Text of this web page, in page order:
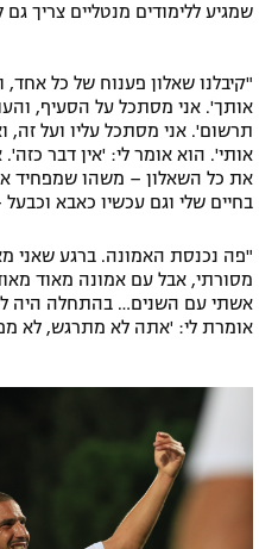
הצטרפות לחבילת הערוצים
לוח דרושים – ג'ובנט
המגזין
שמגיע ללימודים מנטליים צריך
"קיבלנו שאלון פענוח של כל
אותך'. אני מסתכל על הסעיף,
תרשום'. אני מסתכל עליו ועל זה,
אותי'. הוא אומר לי: 'אין דבר
את כל השאלון – משהו שמפחיד
בחיים שלי וגם עכשיו כאבא
"פה נכנסת האמונה. ברגע שאני
מסורתי, אבל עם אמונה מאוד
אשתי עם השנים… בהתחלה היה
אומרת לי: 'אתה לא מתרגש, לא